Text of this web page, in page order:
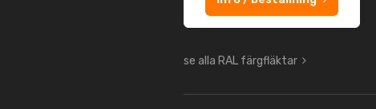
se alla RAL färgfläktar